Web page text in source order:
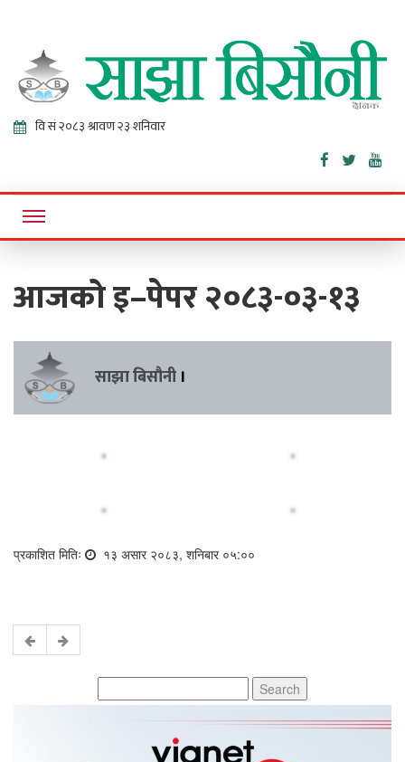
Sajha
Bisaunee
Online News Portal
आजको इ–पेपर २०८३-०३-१३
साझा बिसौनी ।
प्रकाशित मितिः १३ असार २०८३, शनिबार ०५:००
for: